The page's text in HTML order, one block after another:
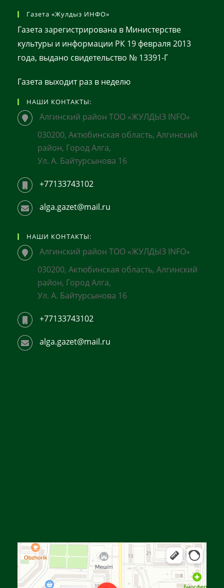
Газета «Жулдыз ИНФО»
Газета зарегистрирована в Министерстве
культуры и информации РК 19 февраля 2013
года, выдано свидетельство № 13391-Г
Газета выходит раз в неделю
НАШИ КОНТАКТЫ:
Алгинский район ТОО «ЖУЛДЫЗ INFO»
030200, Актюбинская область, Алгинский
район, Город Алга,
Ул. А. Байтурсынова 16
+77133743102
alga.gazet@mail.ru
НАШИ КОНТАКТЫ:
Алгинский район ТОО «ЖУЛДЫЗ INFO»
030200, Актюбинская область, Алгинский
район, Город Алга,
Ул. А. Байтурсынова 16
+77133743102
alga.gazet@mail.ru
Улица Байтурсынова, 16 — Яндекс Карты